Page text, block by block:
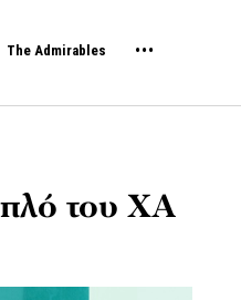
The Admirables
του ΧΑ